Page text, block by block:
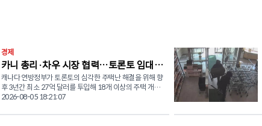
경제
카니 총리·차우 시장 협력…토론토 임대주
택 5,600세대 공급 발표
캐나다 연방정부가 토론토의 심각한 주택난 해결을 위해 향
후 3년간 최소 27억 달러를 투입해 18개 이상의 주택 개발
사업을 추진한다. 마크 카니(Mark Carney) 연방 총리는 5일
회견을 열고 대규모 주택 공급 계획을 발표했다. 이번 투자
2026-08-05 18:21:07